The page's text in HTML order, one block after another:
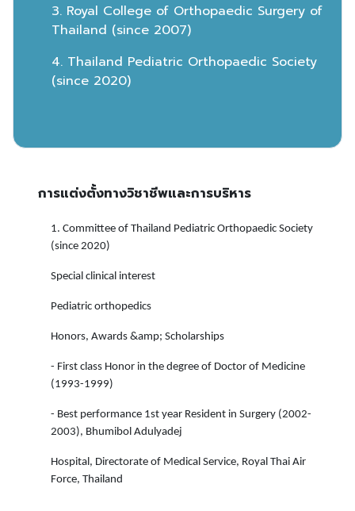
3. Royal College of Orthopaedic Surgery of
Thailand (since 2007)
4. Thailand Pediatric Orthopaedic Society
(since 2020)
การแต่งตั้งทางวิชาชีพและการบริหาร
1. Committee of Thailand Pediatric Orthopaedic Society
(since 2020)
Special clinical interest
Pediatric orthopedics
Honors, Awards &amp; Scholarships
- First class Honor in the degree of Doctor of Medicine
(1993-1999)
- Best performance 1st year Resident in Surgery (2002-
2003), Bhumibol Adulyadej
Hospital, Directorate of Medical Service, Royal Thai Air
Force, Thailand